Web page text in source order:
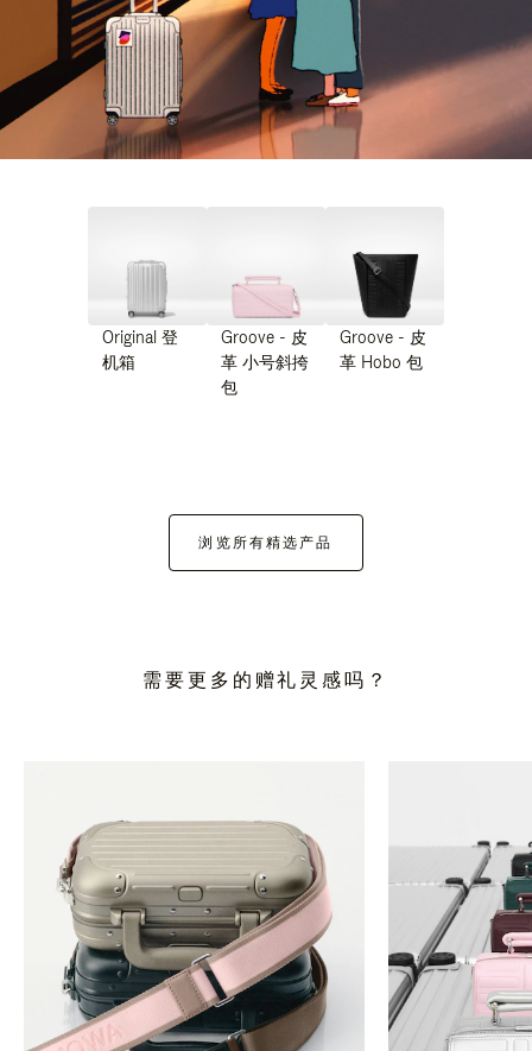
Original 登
机箱
Groove - 皮
革 小号斜挎
包
Groove - 皮
革 Hobo 包
浏览所有精选产品
需要更多的赠礼灵感吗？